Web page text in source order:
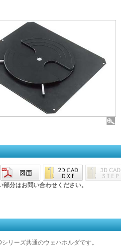
分はお問い合わせください。
リーズ共通のウェハホルダです。